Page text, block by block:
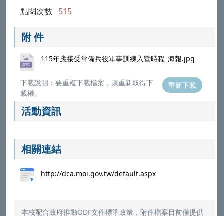
點閱次數 515
附 件
115年應接受常備兵役軍事訓練入營時程_海報.jpg
下載說明：要重複下載檔案，須重新取得下
載權。
重新下載
活動資訊
相關連結
http://dca.moi.gov.tw/default.aspx
本校配合政府推動ODF文件標準政策，附件檔案目前僅提供